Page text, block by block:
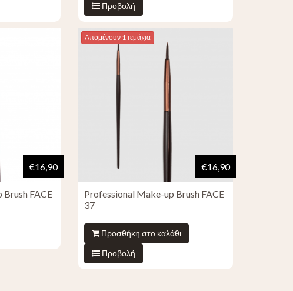
Προβολή
FACE
€16,90
Απομένουν 1 τεμάχια
Professional Make-up Brush FACE
37
€16,90
Προσθήκη στο καλάθι
Προβολή